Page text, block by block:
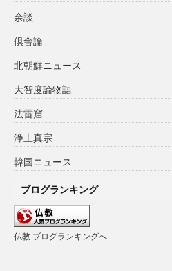
余談
倶舎論
北朝鮮ニュース
大智度論物語
法雷窟
浄土真宗
韓国ニュース
ブログランキング
仏教 ブログランキングへ